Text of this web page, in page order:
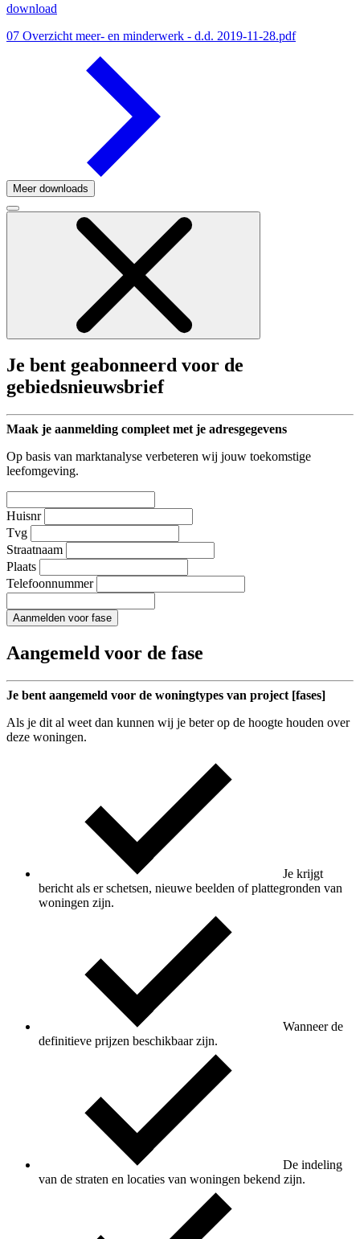
download
07 Overzicht meer- en minderwerk - d.d. 2019-11-28.pdf
Meer downloads
Je bent geabonneerd voor de
gebiedsnieuwsbrief
Maak je aanmelding compleet met je adresgegevens
Op basis van marktanalyse verbeteren wij jouw toekomstige
leefomgeving.
Huisnr
Tvg
Straatnaam
Plaats
Telefoonnummer
Aanmelden voor fase
Aangemeld voor de fase
Je bent aangemeld voor de woningtypes van project [fases]
Als je dit al weet dan kunnen wij je beter op de hoogte houden over
deze woningen.
Je krijgt
bericht als er schetsen, nieuwe beelden of plattegronden van
woningen zijn.
Wanneer de
definitieve prijzen beschikbaar zijn.
De indeling
van de straten en locaties van woningen bekend zijn.